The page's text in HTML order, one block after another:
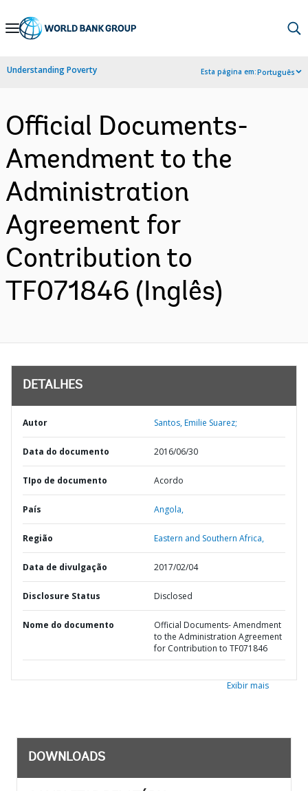
Skip
Navigation
Understanding Poverty Esta página em:Português
Official Documents-
Amendment to the
Administration
Agreement for
Contribution to
TF071846 (Inglês)
DETALHES
Autor Santos, Emilie Suarez;
Data do documento 2016/06/30
TIpo de documento Acordo
País Angola,
Região Eastern and Southern Africa,
Data de divulgação 2017/02/04
Disclosure Status Disclosed
Nome do documento
Official Documents- Amendment
to the Administration Agreement
for Contribution to TF071846
Exibir mais
DOWNLOADS